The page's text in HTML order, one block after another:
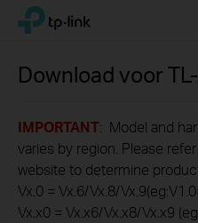
Click
navigation
TP-Link, Reliably Smart
Download voor
IMPORTANT: Model and
varies by region. Please
website to determine
Vx.0 = Vx.6/Vx.8/
Vx.x0 = Vx.x6/Vx.x8/Vx.x9